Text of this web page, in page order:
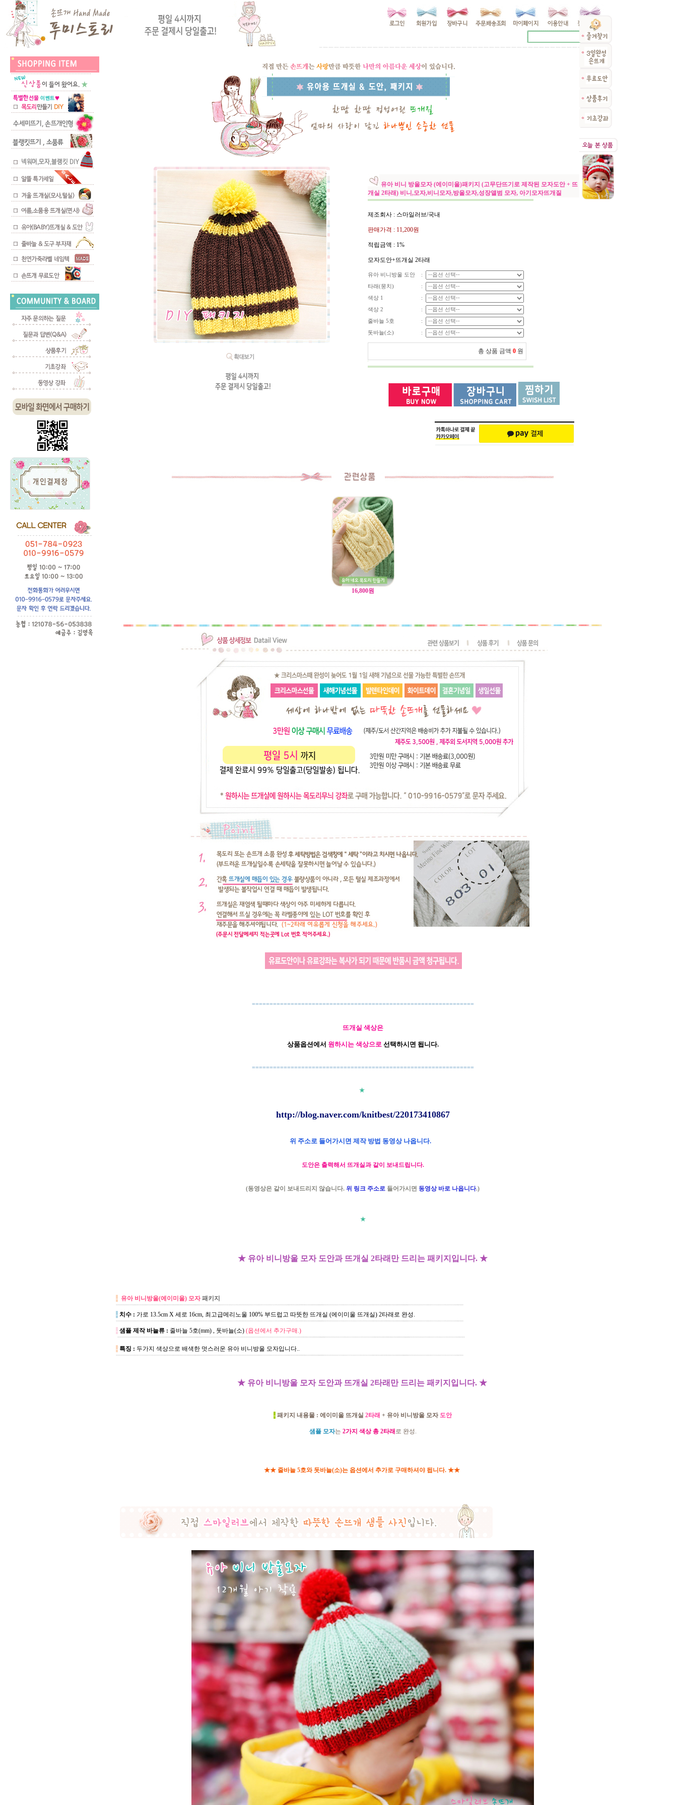
유아 비니 방울모자 (에이미울)패키지 (고무단뜨기로 제작된 모자도안 + 뜨
개실 2타래) 비니,모자,비니모자,방울모자,성장앨범 모자, 아기모자뜨개질
제조회사 : 스마일러브/국내
판매가격 : 11,200원
적립금액 : 1%
모자도안+뜨개실 2타래
유아 비니방울 도안
:
타래(뭉치)
:
색상 1
:
색상 2
:
줄바늘 5호
:
돗바늘(소)
:
총 상품 금액 0 원
16,800원
===============================================================
뜨개실 색상은
상품옵션에서 원하시는 색상으로 선택하시면 됩니다.
===============================================================
★
http://blog.naver.com/knitbest/220173410867
위 주소로 들어가시면 제작 방법 동영상 나옵니다.
도안은 출력해서 뜨개실과 같이 보내드립니다.
(동영상은 같이 보내드리지 않습니다. 위 링크 주소로 들어가시면 동영상 바로 나옵니다.)
★
★ 유아 비니방울 모자 도안과 뜨개실 2타래만 드리는 패키지입니다. ★
- 유아 비니방울(에이미울) 모자패키지
- 치수 : 가로 13.5cm X 세로 16cm, 최고급메리노울 100% 부드럽고 따뜻한 뜨개실 (에이미울 뜨개실) 2타래로 완성.
- 샘플 제작 바늘류 : 줄바늘 5호(mm) , 돗바늘(소) (옵션에서 추가구매.)
- 특징 : 두가지 색상으로 배색한 멋스러운 유아 비니방울 모자입니다..
★ 유아 비니방울 모자 도안과 뜨개실 2타래만 드리는 패키지입니다. ★
- 패키지 내용물 : 에이미울 뜨개실 2타래 + 유아 비니방울 모자 도안
샘플 모자는 2가지 색상 총 2타래 로 완성.
★★ 줄바늘 5호와 돗바늘(소)는 옵션에서 추가로 구매하셔야 됩니다. ★★